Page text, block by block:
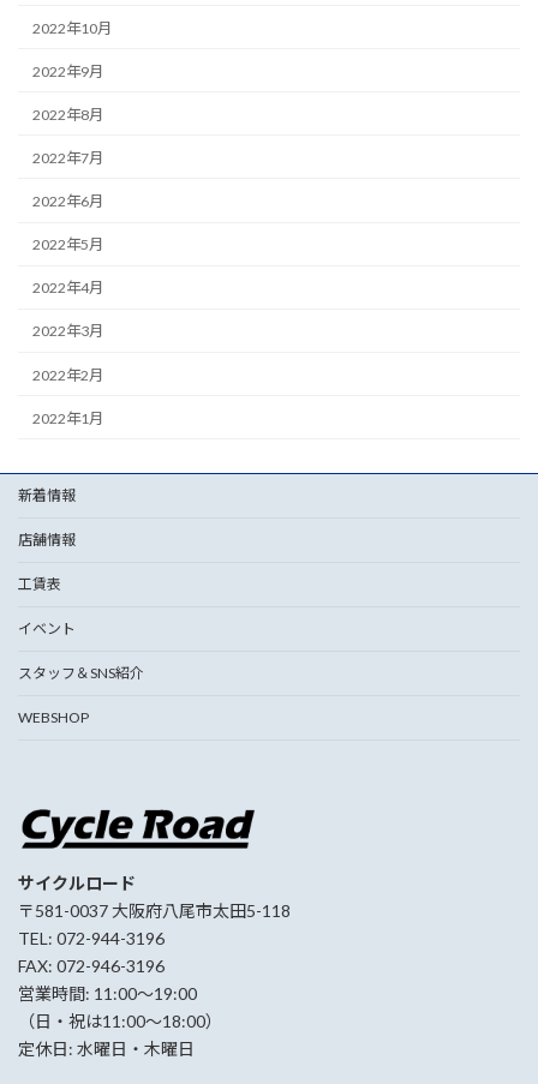
2022年10月
2022年9月
2022年8月
2022年7月
2022年6月
2022年5月
2022年4月
2022年3月
2022年2月
2022年1月
新着情報
店舗情報
工賃表
イベント
スタッフ＆SNS紹介
WEBSHOP
サイクルロード
〒581-0037 大阪府八尾市太田5-118
TEL: 072-944-3196
FAX: 072-946-3196
営業時間: 11:00〜19:00
（日・祝は11:00〜18:00）
定休日: 水曜日・木曜日